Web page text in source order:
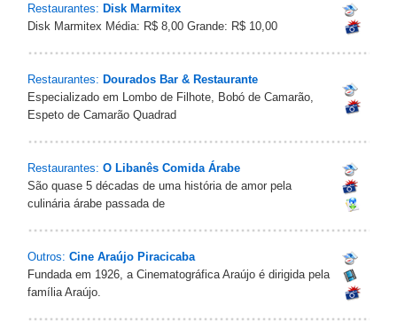
Restaurantes: Disk Marmitex
Disk Marmitex Média: R$ 8,00 Grande: R$ 10,00
Restaurantes: Dourados Bar & Restaurante
Especializado em Lombo de Filhote, Bobó de Camarão,
Espeto de Camarão Quadrad
Restaurantes: O Libanês Comida Árabe
São quase 5 décadas de uma história de amor pela
culinária árabe passada de
Outros: Cine Araújo Piracicaba
Fundada em 1926, a Cinematográfica Araújo é dirigida pela
família Araújo.